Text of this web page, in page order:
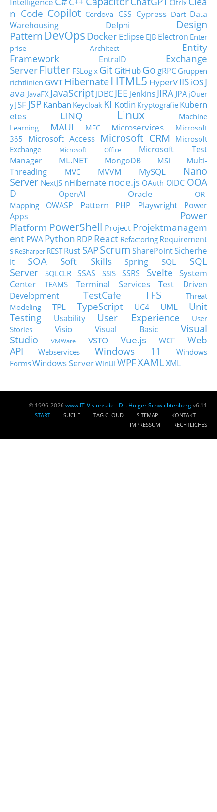
Citrix
n Code Copilot Cordova CSS Cypress Dart Data
Warehousing
Delphi
Design
Pattern DevOps DockerEclipse EJB Electron Enter
prise Architect
Entity
Framework
EntraID
Exchange
Server Flutter FSLogix Git GitHubGo gRPC Gruppen
richtlinien GWT HibernateHTML5 HyperVIIS iOSJ
ava JavaFX JavaScript JDBC JEE Jenkins JIRA JPA jQuer
y JSF JSP Kanban Keycloak KI Kotlin Kryptografie Kubern
etes
LINQ Linux
Machine
Learning
MAUI MFC Microservices
Microsoft
365
Microsoft Access Microsoft CRM
Microsoft
Exchange
Microsoft Office
Microsoft Test
Manager
ML.NET MongoDB MSI
Multi-
Threading
MVC MVVM MySQL
Nano
Server NextJS nHibernate node.js OAuth OIDC OOA
D
OpenAI Oracle
OR-
Mapping
OWASP Pattern PHP Playwright
Power
Apps
Power
Platform PowerShell Project Projektmanagem
ent PWA Python RDP React Refactoring Requirement
s ReSharper RESTRust SAPScrum SharePointSicherhe
it
SOA Soft Skills Spring SQL
SQL
Server
SQLCLR SSAS SSIS SSRS Svelte
System
Center
TEAMS Terminal Services
Test Driven
Development
TestCafe TFS
Threat
Modeling
TPL TypeScript UC4 UML
Unit
Testing
Usability User Experience
User
Stories
Visio Visual Basic
Visual
Studio
VMWare VSTO Vue.js WCF
Web
API
Webservices Windows 11
Windows
FormsWindows ServerWinUI WPFXAMLXML
© 1996-2026www.IT-Visions.de - Dr. Holger Schwichtenbergv6.11
START SUCHE TAG CLOUD SITEMAP
KONTAKT
IMPRESSUM
RECHTLICHES